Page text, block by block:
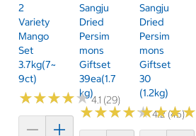
2
Variety
Mango
Set
3.7kg(7~
9ct)
★★★★★
★★★★★4.1 (29)
Sangju
Dried
Persim
Mons
Giftset
39ea(1.7
Kg)
★★★★★
★★★★★4.2 (45)
Sangju
Dried
Persim
Mons
Giftset
30
(1.2kg)
★★★★
★★★★